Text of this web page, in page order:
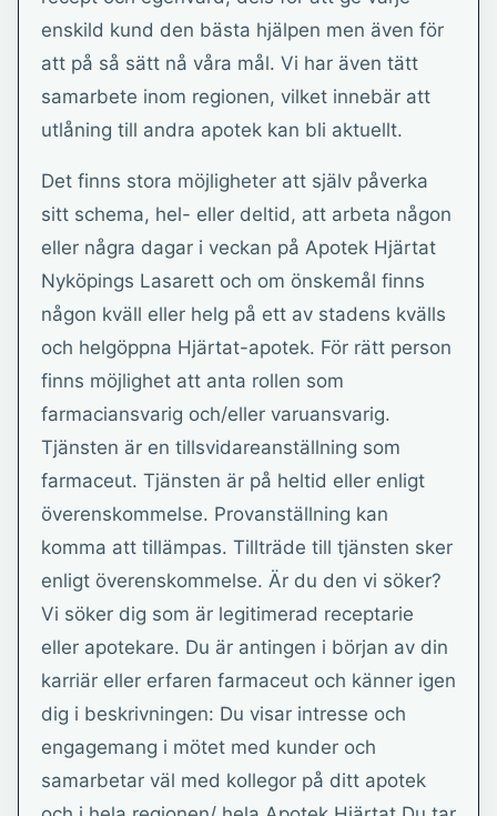
enskild kund den bästa hjälpen men även för
att på så sätt nå våra mål. Vi har även tätt
samarbete inom regionen, vilket innebär att
utlåning till andra apotek kan bli aktuellt.
Det finns stora möjligheter att själv påverka
sitt schema, hel- eller deltid, att arbeta någon
eller några dagar i veckan på Apotek Hjärtat
Nyköpings Lasarett och om önskemål finns
någon kväll eller helg på ett av stadens kvälls
och helgöppna Hjärtat-apotek. För rätt person
finns möjlighet att anta rollen som
farmaciansvarig och/eller varuansvarig.
Tjänsten är en tillsvidareanställning som
farmaceut. Tjänsten är på heltid eller enligt
överenskommelse. Provanställning kan
komma att tillämpas. Tillträde till tjänsten sker
enligt överenskommelse. Är du den vi söker?
Vi söker dig som är legitimerad receptarie
eller apotekare. Du är antingen i början av din
karriär eller erfaren farmaceut och känner igen
dig i beskrivningen: Du visar intresse och
engagemang i mötet med kunder och
samarbetar väl med kollegor på ditt apotek